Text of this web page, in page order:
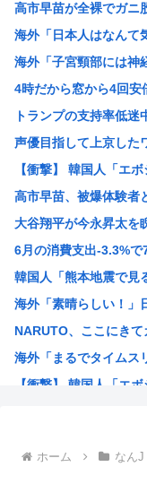
【悲報】元ジャンポケ
【解決】アニメ業界「
好きな惣菜パンベスト3
髭剃りの替え刃って高
【衝撃画像】昔の『
“アンダーヘア脱毛”に
【画像】ドカタさん
【画像】橋本環奈さん
姉の友人、友人の姉、
自民党さん、障がい者
【激怒】ショートスリ
【悲報】男の趣味Tier
【悲報】台風さん、も
【悲報】じゃあ逆に「
高市早苗が全裸でガニ
海外「日本人はなんて
海外「子宮頸部には神
4時だから窓から4回安
トランプの支持率低
声優目指して上京した
【衝撃】 韓国人「エ
高市早苗、被爆体験者
大谷翔平が今永昇太
6月の消費支出-3.3%
韓国人「熊本地震で見
海外「素晴らしい！」
NARUTO、ここにき
海外「まるでタイムス
【衝撃】 韓国人「エ
声優、なんかAIに勝ち
ホーム なんJ